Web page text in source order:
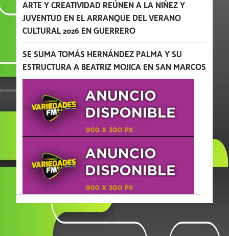
ARTE Y CREATIVIDAD REÚNEN A LA NIÑEZ Y
JUVENTUD EN EL ARRANQUE DEL VERANO
CULTURAL 2026 EN GUERRERO
SE SUMA TOMÁS HERNÁNDEZ PALMA Y SU
ESTRUCTURA A BEATRIZ MOJICA EN SAN MARCOS